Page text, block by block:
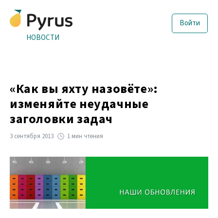
НОВОСТИ
Войти
«Как вы яхту назовёте»:
изменяйте неудачные
заголовки задач
3 сентября 2013 1 мин чтения